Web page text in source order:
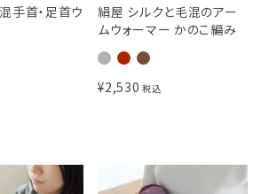
手首・足首ウ
絹屋 シルクと毛混のアー
ムウォーマー かのこ編み
¥2,530 税込